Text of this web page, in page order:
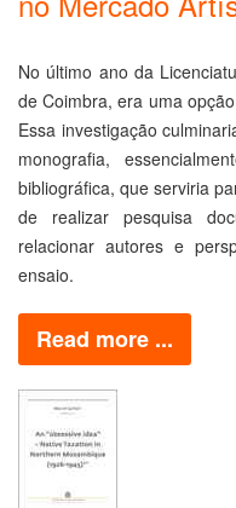
No último ano da
de Coimbra, era uma
Essa investigação
monografia,
bibliográfica, que serviria
de realizar pesquisa
relacionar autores e
ensaio.
Read more ...